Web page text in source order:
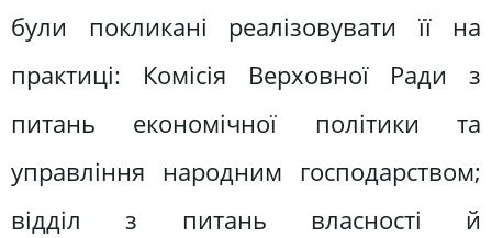
були покликані реалізовувати її на
практиці: Комісія Верховної Ради з
питань економічної політики та
управління народним господарством;
відділ з питань власності й